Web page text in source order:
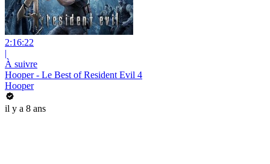
2:16:22
|
À suivre
Hooper - Le Best of Resident Evil 4
Hooper
il y a 8 ans